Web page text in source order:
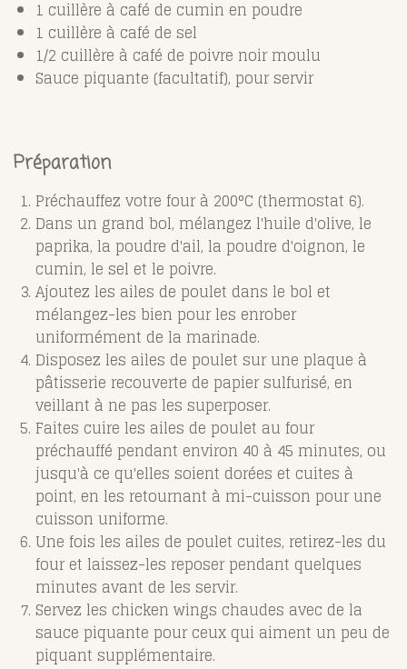
1 cuillère à café de cumin en poudre
1 cuillère à café de sel
1/2 cuillère à café de poivre noir moulu
Sauce piquante (facultatif), pour servir
Préparation
Préchauffez votre four à 200°C (thermostat 6).
Dans un grand bol, mélangez l'huile d'olive, le
paprika, la poudre d'ail, la poudre d'oignon, le
cumin, le sel et le poivre.
Ajoutez les ailes de poulet dans le bol et
mélangez-les bien pour les enrober
uniformément de la marinade.
Disposez les ailes de poulet sur une plaque à
pâtisserie recouverte de papier sulfurisé, en
veillant à ne pas les superposer.
Faites cuire les ailes de poulet au four
préchauffé pendant environ 40 à 45 minutes, ou
jusqu'à ce qu'elles soient dorées et cuites à
point, en les retournant à mi-cuisson pour une
cuisson uniforme.
Une fois les ailes de poulet cuites, retirez-les du
four et laissez-les reposer pendant quelques
minutes avant de les servir.
Servez les chicken wings chaudes avec de la
sauce piquante pour ceux qui aiment un peu de
piquant supplémentaire.